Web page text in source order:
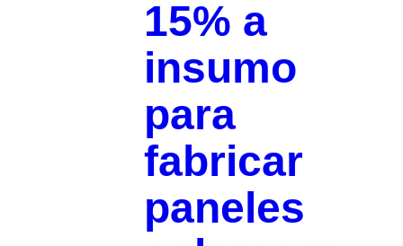
15% a
insumo
para
fabricar
paneles